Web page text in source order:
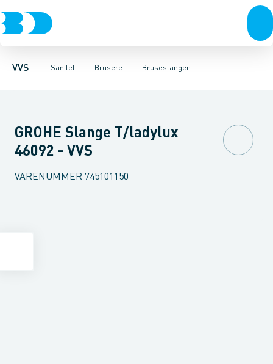
VVS Sanitet
Rør & fittingsPressfittings & rørKuglehaner & ventiler
Brusere
Toiletter, sæder og cisterner VaskeArmaturer
Bruseslanger
HåndbrusereBruseslanger BrusesætBrusestænger
GROHE Slange T/ladylux
46092 - VVS
VARENUMMER 745101150